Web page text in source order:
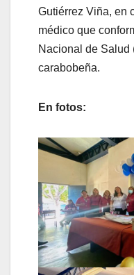
Gutiérrez Viña, en
médico que
Nacional de Salud
carabobeña.
En fotos: